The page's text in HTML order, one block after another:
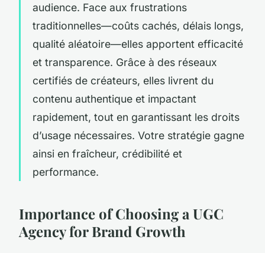
audience. Face aux frustrations
traditionnelles—coûts cachés, délais longs,
qualité aléatoire—elles apportent efficacité
et transparence. Grâce à des réseaux
certifiés de créateurs, elles livrent du
contenu authentique et impactant
rapidement, tout en garantissant les droits
d’usage nécessaires. Votre stratégie gagne
ainsi en fraîcheur, crédibilité et
performance.
Importance of Choosing a UGC
Agency for Brand Growth